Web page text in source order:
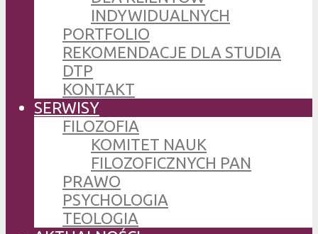
INDYWIDUALNYCH
PORTFOLIO
REKOMENDACJE DLA STUDIA
DTP
KONTAKT
SERWISY
FILOZOFIA
KOMITET NAUK
FILOZOFICZNYCH PAN
PRAWO
PSYCHOLOGIA
TEOLOGIA